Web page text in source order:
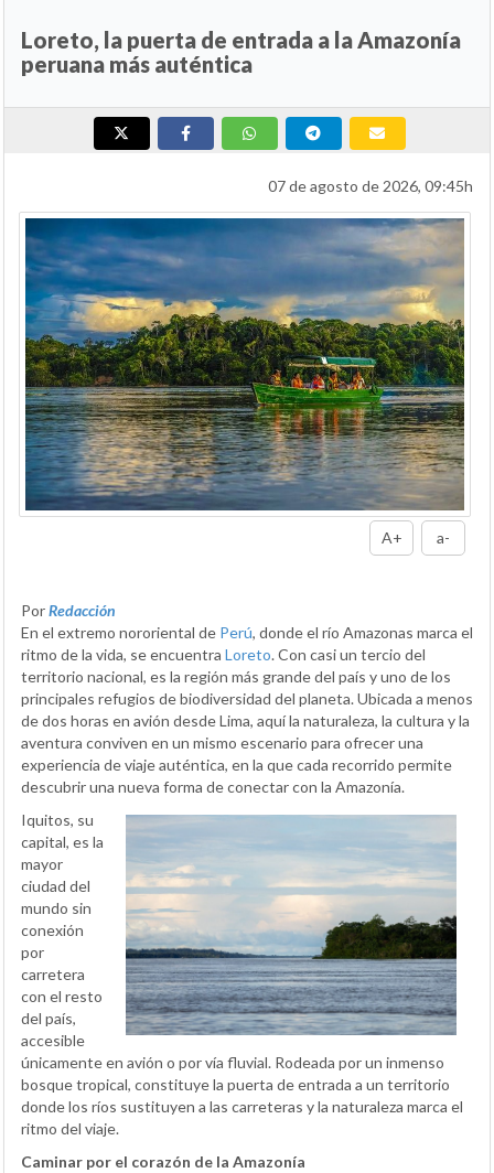
Loreto, la puerta de entrada a la Amazonía
peruana más auténtica
07 de agosto de 2026, 09:45h
A+ a-
PorRedacción
En el extremo nororiental de Perú, donde el río Amazonas marca el
ritmo de la vida, se encuentra Loreto. Con casi un tercio del
territorio nacional, es la región más grande del país y uno de los
principales refugios de biodiversidad del planeta. Ubicada a menos
de dos horas en avión desde Lima, aquí la naturaleza, la cultura y la
aventura conviven en un mismo escenario para ofrecer una
experiencia de viaje auténtica, en la que cada recorrido permite
descubrir una nueva forma de conectar con la Amazonía.
Iquitos, su
capital, es la
mayor
ciudad del
mundo sin
conexión
por
carretera
con el resto
del país,
accesible
únicamente en avión o por vía fluvial. Rodeada por un inmenso
bosque tropical, constituye la puerta de entrada a un territorio
donde los ríos sustituyen a las carreteras y la naturaleza marca el
ritmo del viaje.
Caminar por el corazón de la Amazonía